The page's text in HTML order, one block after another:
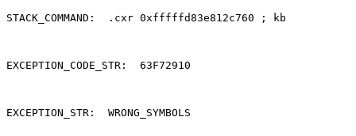
STACK_COMMAND:  .cxr 0xfffffd83e812c760 ; kb
EXCEPTION_CODE_STR:  63F72910
EXCEPTION_STR:  WRONG_SYMBOLS